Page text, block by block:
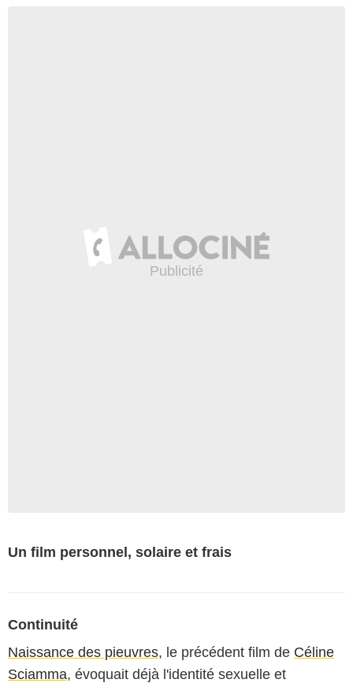
Un film personnel, solaire et frais
Continuité
Naissance des pieuvres, le précédent film de Céline
Sciamma, évoquait déjà l'identité sexuelle et